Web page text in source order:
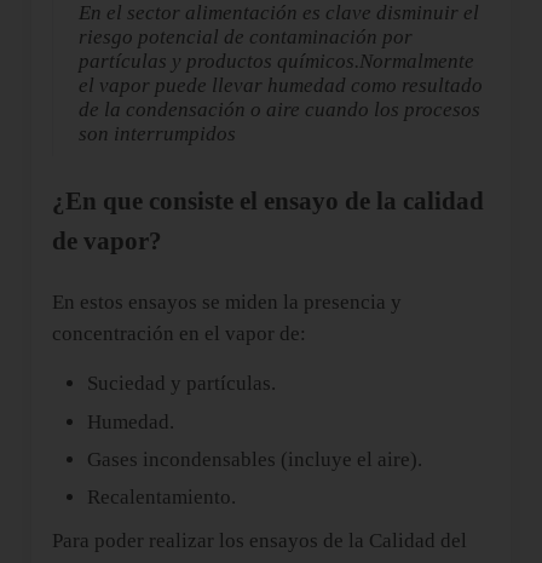
En el sector alimentación es clave disminuir el
riesgo potencial de contaminación por
partículas y productos químicos.Normalmente
el vapor puede llevar humedad como resultado
de la condensación o aire cuando los procesos
son interrumpidos
¿En que consiste el ensayo de la calidad
de vapor?
En estos ensayos se miden la presencia y
concentración en el vapor de:
Suciedad y partículas.
Humedad.
Gases incondensables (incluye el aire).
Recalentamiento.
Para poder realizar los ensayos de la Calidad del